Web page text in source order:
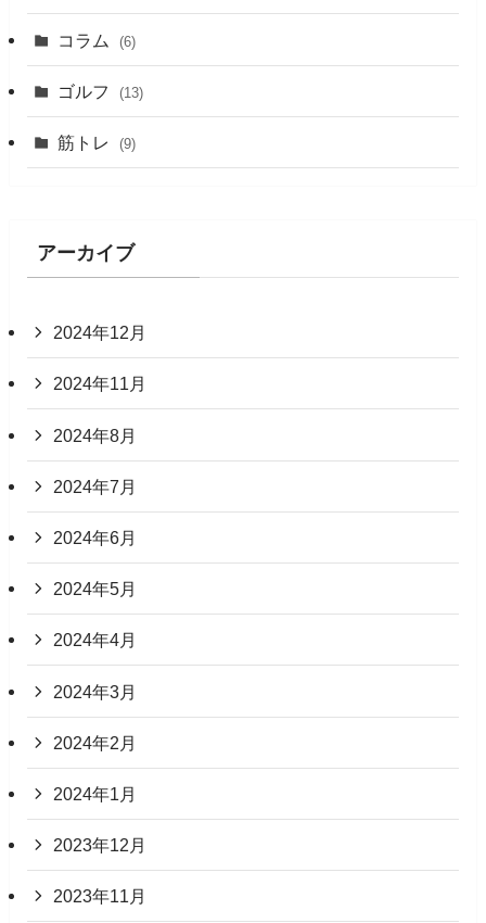
コラム (6)
ゴルフ (13)
筋トレ (9)
アーカイブ
2024年12月
2024年11月
2024年8月
2024年7月
2024年6月
2024年5月
2024年4月
2024年3月
2024年2月
2024年1月
2023年12月
2023年11月